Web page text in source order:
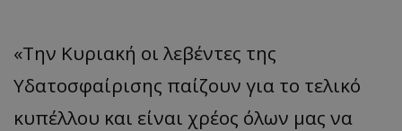
«Την Κυριακή οι λεβέντες της
Υδατοσφαίρισης παίζουν για το τελικό
κυπέλλου και είναι χρέος όλων μας να